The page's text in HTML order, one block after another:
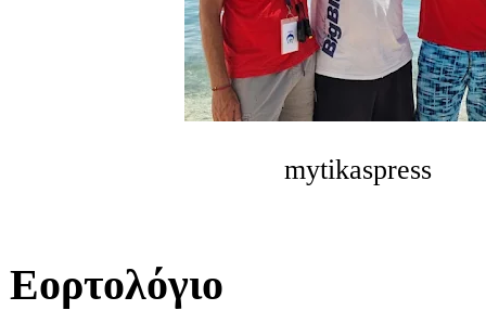
mytikaspress
Εορτολόγιο